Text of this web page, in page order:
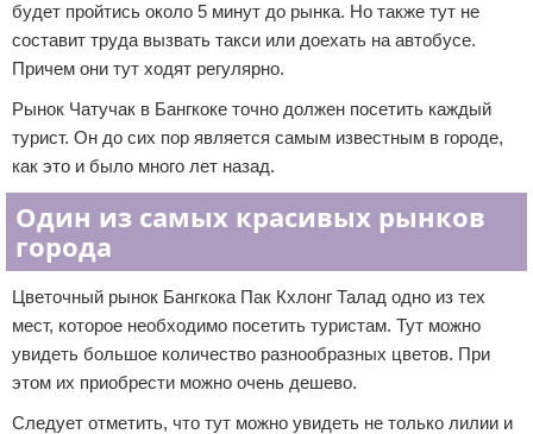
будет пройтись около 5 минут до рынка. Но также тут не
составит труда вызвать такси или доехать на автобусе.
Причем они тут ходят регулярно.
Рынок Чатучак в Бангкоке точно должен посетить каждый
турист. Он до сих пор является самым известным в городе,
как это и было много лет назад.
Один из самых красивых рынков
города
Цветочный рынок Бангкока Пак Кхлонг Талад одно из тех
мест, которое необходимо посетить туристам. Тут можно
увидеть большое количество разнообразных цветов. При
этом их приобрести можно очень дешево.
Следует отметить, что тут можно увидеть не только лилии и